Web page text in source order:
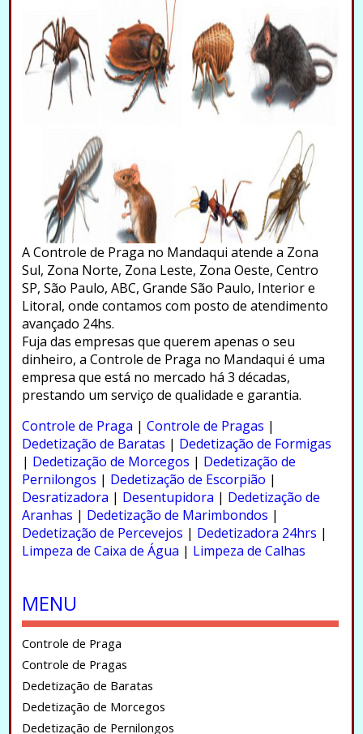
A Controle de Praga no Mandaqui atende a Zona
Sul, Zona Norte, Zona Leste, Zona Oeste, Centro
SP, São Paulo, ABC, Grande São Paulo, Interior e
Litoral, onde contamos com posto de atendimento
avançado 24hs.
Fuja das empresas que querem apenas o seu
dinheiro, a Controle de Praga no Mandaqui é uma
empresa que está no mercado há 3 décadas,
prestando um serviço de qualidade e garantia.
Controle de Praga | Controle de Pragas |
Dedetização de Baratas | Dedetização de Formigas
| Dedetização de Morcegos | Dedetização de
Pernilongos | Dedetização de Escorpião |
Desratizadora | Desentupidora | Dedetização de
Aranhas | Dedetização de Marimbondos |
Dedetização de Percevejos | Dedetizadora 24hrs |
Limpeza de Caixa de Água | Limpeza de Calhas
MENU
Controle de Praga
Controle de Pragas
Dedetização de Baratas
Dedetização de Morcegos
Dedetização de Pernilongos